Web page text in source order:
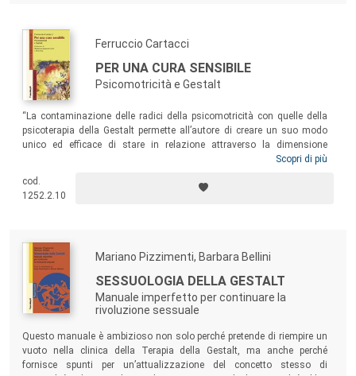
Ferruccio Cartacci
PER UNA CURA SENSIBILE
Psicomotricità e Gestalt
“La contaminazione delle radici della psicomotricità con quelle della
psicoterapia della Gestalt permette all’autore di creare un suo modo
unico ed efficace di stare in relazione attraverso la dimensione
corporea e di descriverne in maniera molto chiara il processo. Grazie ai
pazienti, e scoprire la poesia del nostro reciproco relazionarci” (dalla
Prefazione di Margherita Spagnuolo Lobb e Silvia Tosi). Rivolto a
terapisti del gioco, dell’arte, del movimento, educatori, operatori sociali,
politici, genitori, cittadini.
Scopri di più
cod.
1252.2.10
Mariano Pizzimenti, Barbara Bellini
SESSUOLOGIA DELLA GESTALT
Manuale imperfetto per continuare la
rivoluzione sessuale
Questo manuale è ambizioso non solo perché pretende di riempire un
vuoto nella clinica della Terapia della Gestalt, ma anche perché
fornisce spunti per un’attualizzazione del concetto stesso di